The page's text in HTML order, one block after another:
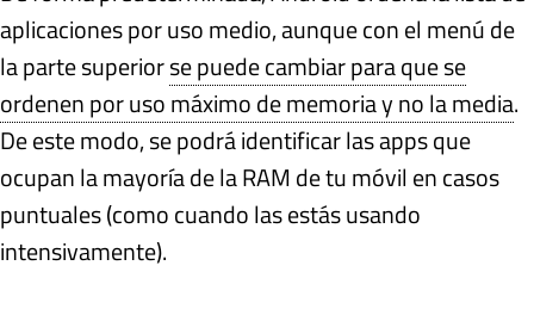
aplicaciones por uso medio, aunque con el menú de
la parte superiorse puede cambiar para que se
ordenen por uso máximo de memoria y no la media.
De este modo, se podrá identificar las apps que
ocupan la mayoría de la RAM de tu móvil en casos
puntuales (como cuando las estás usando
intensivamente).